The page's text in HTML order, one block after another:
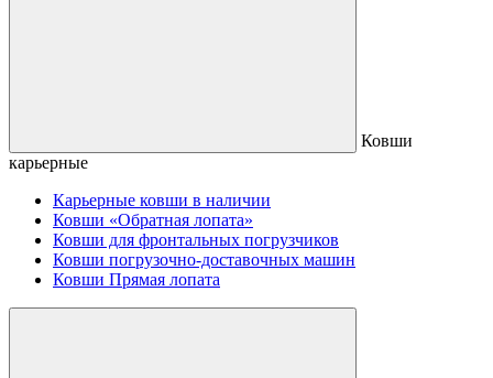
Ковши
карьерные
Карьерные ковши в наличии
Ковши «Обратная лопата»
Ковши для фронтальных погрузчиков
Ковши погрузочно-доставочных машин
Ковши Прямая лопата